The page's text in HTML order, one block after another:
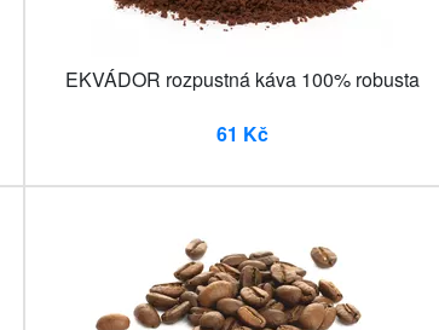
EKVÁDOR rozpustná káva 100% robusta
61 Kč